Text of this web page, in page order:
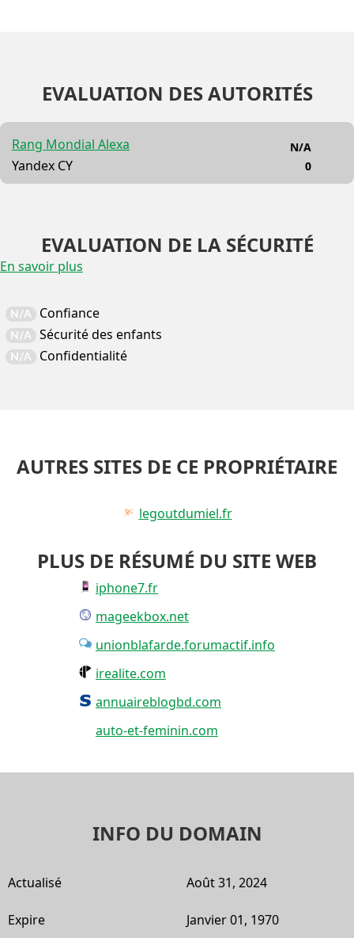
EVALUATION DES AUTORITÉS
Rang Mondial Alexa
Yandex CY
N/A
0
EVALUATION DE LA SÉCURITÉ
En savoir plus
N/A Confiance
N/A Sécurité des enfants
N/A Confidentialité
AUTRES SITES DE CE PROPRIÉTAIRE
legoutdumiel.fr
PLUS DE RÉSUMÉ DU SITE WEB
iphone7.fr
mageekbox.net
unionblafarde.forumactif.info
irealite.com
annuaireblogbd.com
auto-et-feminin.com
INFO DU DOMAIN
Actualisé Août 31, 2024
Expire Janvier 01, 1970